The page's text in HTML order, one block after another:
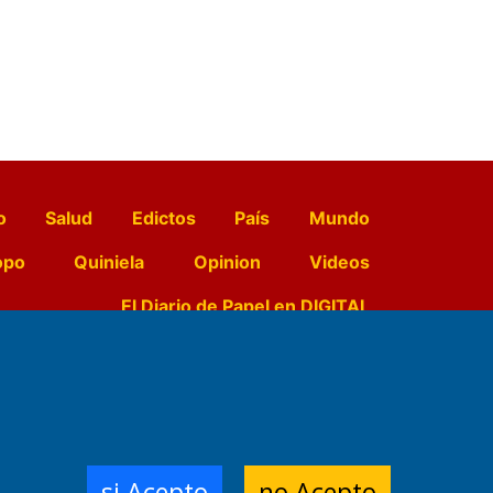
Salud Edictos País
Mundo
Quiniela Opinion
Videos
El Diario de Papel en DIGITAL